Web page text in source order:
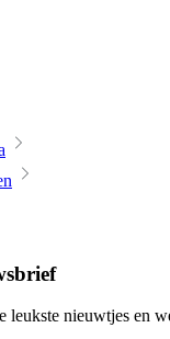
leukste nieuwtjes en